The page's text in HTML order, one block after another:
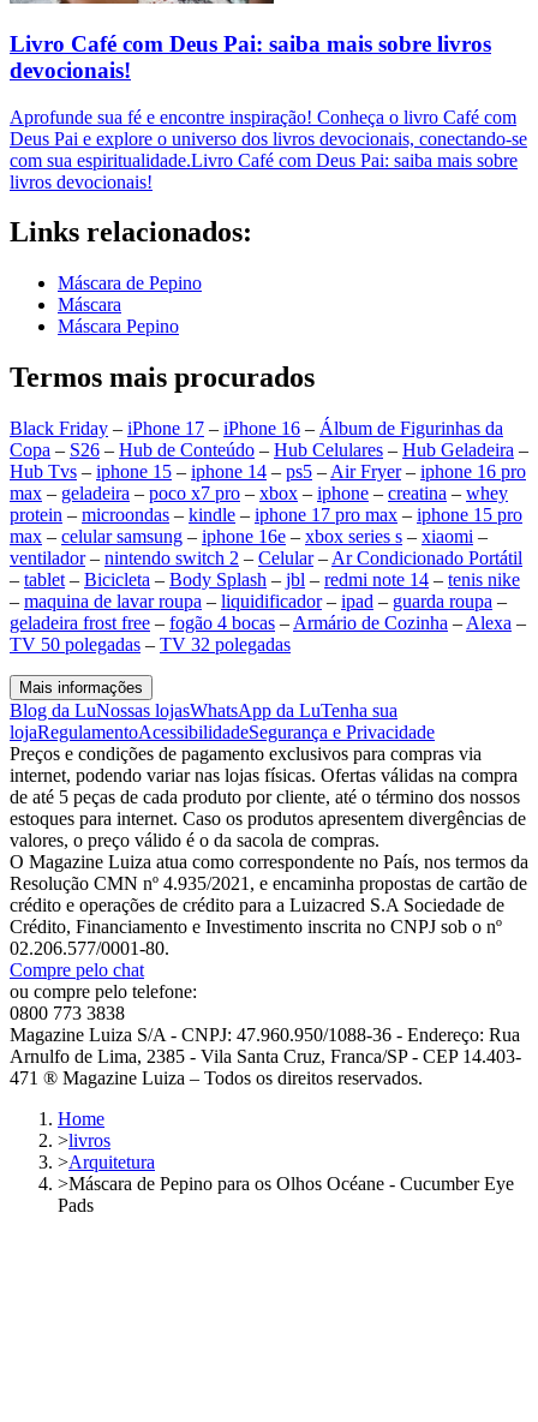
Livro Café com Deus Pai: saiba mais sobre livros
devocionais!
Aprofunde sua fé e encontre inspiração! Conheça o livro Café com
Deus Pai e explore o universo dos livros devocionais, conectando-se
com sua espiritualidade.Livro Café com Deus Pai: saiba mais sobre
livros devocionais!
Links relacionados:
Máscara de Pepino
Máscara
Máscara Pepino
Termos mais procurados
Black Friday – iPhone 17 – iPhone 16 – Álbum de Figurinhas da
Copa – S26 – Hub de Conteúdo – Hub Celulares – Hub Geladeira –
Hub Tvs – iphone 15 – iphone 14 – ps5 – Air Fryer– iphone 16 pro
max – geladeira – poco x7 pro – xbox – iphone – creatina – whey
protein – microondas – kindle – iphone 17 pro max – iphone 15 pro
max – celular samsung – iphone 16e – xbox series s – xiaomi –
ventilador– nintendo switch 2 – Celular– Ar Condicionado Portátil
– tablet – Bicicleta – Body Splash – jbl – redmi note 14 – tenis nike
– maquina de lavar roupa – liquidificador– ipad – guarda roupa –
geladeira frost free – fogão 4 bocas – Armário de Cozinha – Alexa –
TV 50 polegadas – TV 32 polegadas
Mais informações
Blog da LuNossas lojasWhatsApp da LuTenha sua
lojaRegulamentoAcessibilidadeSegurança e Privacidade
Preços e condições de pagamento exclusivos para compras via
internet, podendo variar nas lojas físicas. Ofertas válidas na compra
de até 5 peças de cada produto por cliente, até o término dos nossos
estoques para internet. Caso os produtos apresentem divergências de
valores, o preço válido é o da sacola de compras.
O Magazine Luiza atua como correspondente no País, nos termos da
Resolução CMN nº 4.935/2021, e encaminha propostas de cartão de
crédito e operações de crédito para a Luizacred S.A Sociedade de
Crédito, Financiamento e Investimento inscrita no CNPJ sob o nº
02.206.577/0001-80.
Compre pelo chat
ou compre pelo telefone:
0800 773 3838
Magazine Luiza S/A - CNPJ: 47.960.950/1088-36 - Endereço: Rua
Arnulfo de Lima, 2385 - Vila Santa Cruz, Franca/SP - CEP 14.403-
471 ® Magazine Luiza – Todos os direitos reservados.
Home
>livros
>Arquitetura
>Máscara de Pepino para os Olhos Océane - Cucumber Eye
Pads